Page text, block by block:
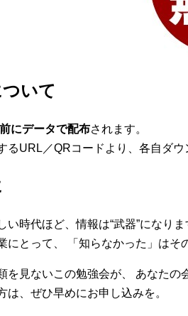
いて
にデータで配布されます。
るURL／QRコードより、各自ダウ
い時代ほど、情報は“武器”になりま
にとって、 「知らなかった」はそ
を見ないこの勉強会が、 あなたの
は、ぜひ早めにお申し込みを。